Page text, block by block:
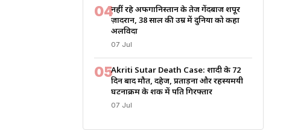
04नहीं रहे अफगानिस्तान के तेज गेंदबाज शपूर
ज़ादरान, 38 साल की उम्र में दुनिया को कहा
अलविदा
07 Jul
05Akriti Sutar Death Case: शादी के 72
दिन बाद मौत, दहेज, प्रताड़ना और रहस्यमयी
घटनाक्रम के शक में पति गिरफ्तार
07 Jul